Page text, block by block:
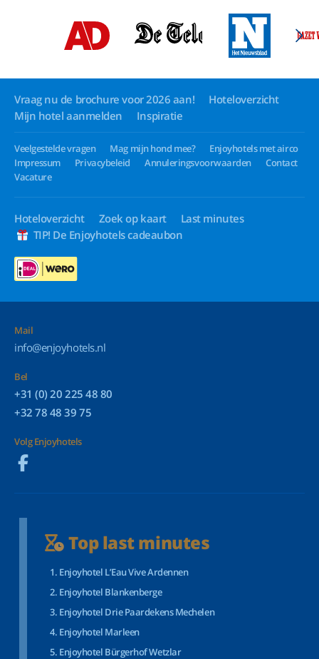
Vraag nu de brochure voor 2026 aan!
Hoteloverzicht
Mijn hotel aanmelden
Inspiratie
Veelgestelde vragen Mag mijn hond mee?
Enjoyhotels met airco
Impressum
Privacybeleid Annuleringsvoorwaarden
Contact
Vacature
Hoteloverzicht Zoek op kaart
Last minutes
TIP! De Enjoyhotels cadeaubon
Mail
info@enjoyhotels.nl
Bel
+31 (0) 20 225 48 80
+32 78 48 39 75
Volg Enjoyhotels
Top last minutes
Enjoyhotel L’Eau Vive Ardennen
Enjoyhotel Blankenberge
Enjoyhotel Drie Paardekens Mechelen
Enjoyhotel Marleen
Enjoyhotel Bürgerhof Wetzlar